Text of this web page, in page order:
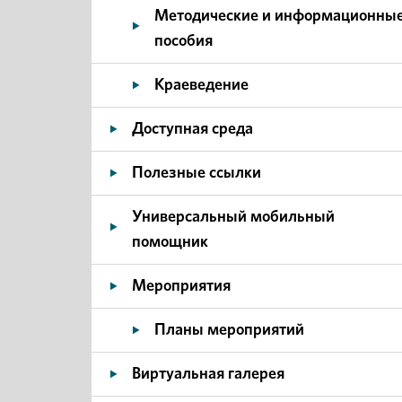
Методические и
пособия
Краеведение
Доступная среда
Полезные ссылки
Универсальный мобильный
помощник
Мероприятия
Планы мероприятий
Виртуальная галерея